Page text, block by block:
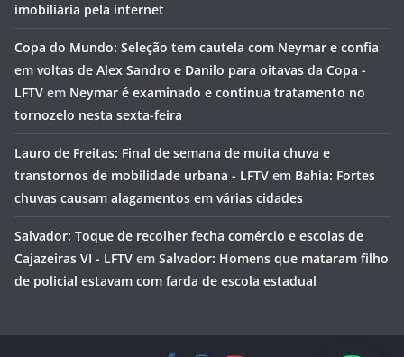
imobiliária pela internet
Copa do Mundo: Seleção tem cautela com Neymar e confia
em voltas de Alex Sandro e Danilo para oitavas da Copa -
LFTV em Neymar é examinado e continua tratamento no
tornozelo nesta sexta-feira
Lauro de Freitas: Final de semana de muita chuva e
transtornos de mobilidade urbana - LFTV em Bahia: Fortes
chuvas causam alagamentos em várias cidades
Salvador: Toque de recolher fecha comércio e escolas de
Cajazeiras VI - LFTV em Salvador: Homens que mataram filho
de policial estavam com farda de escola estadual